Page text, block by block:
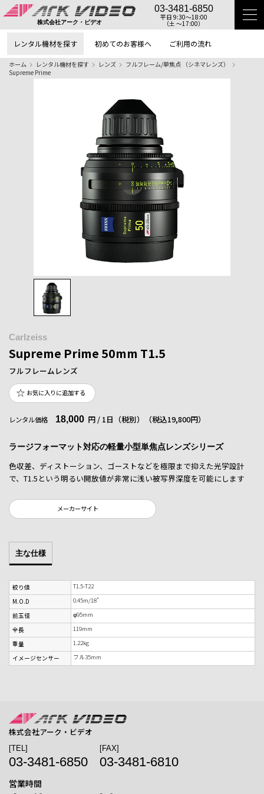
株式会社アーク・ビデオ
03-3481-6850
平日 9:30〜18:00
（土 〜17:00）
レンタル機材を探す 初めてのお客様へ ご利用の流れ
ホーム レンタル機材を探す レンズ
フルフレーム/単焦点 （シネマレンズ）
Supreme Prime
Carlzeiss
Supreme Prime 50mm T1.5
フルフレームレンズ
お気に入りに追加する
レンタル価格 18,000 円 / 1日（税別） （税込19,800円）
ラージフォーマット対応の軽量小型単焦点レンズシリーズ
色収差、ディストーション、ゴーストなどを極限まで抑えた光学設計
で、T1.5という明るい開放値が非常に浅い被写界深度を可能にします
メーカーサイト
主な仕様
絞り値
T1.5-T22
M.O.D
0.45m/18"
前玉径
φ95mm
全長
119mm
重量
1.22kg
イメージセンサー
フル35mm
株式会社アーク・ビデオ
[TEL]
03-3481-6850
[FAX]
03-3481-6810
営業時間